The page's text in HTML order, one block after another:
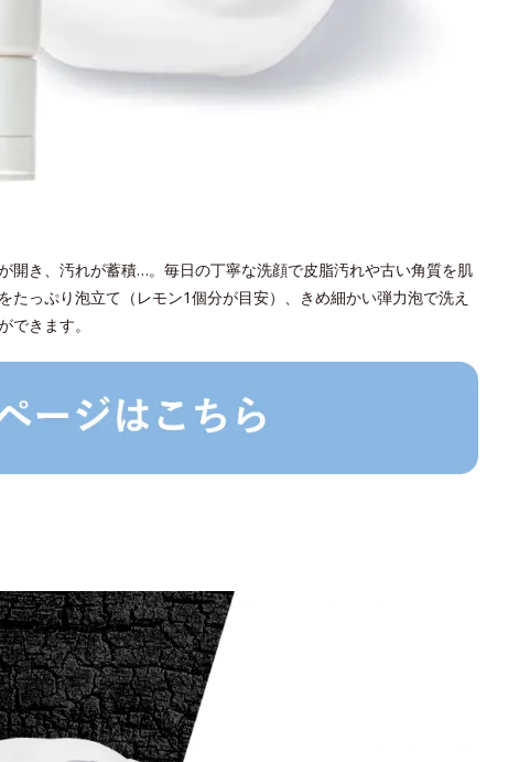
開き、汚れが蓄積…。毎日の丁寧な洗顔で皮脂汚れや古い角質を肌
っぷり泡立て（レモン1個分が目安）、きめ細かい弾力泡で洗え
できます。